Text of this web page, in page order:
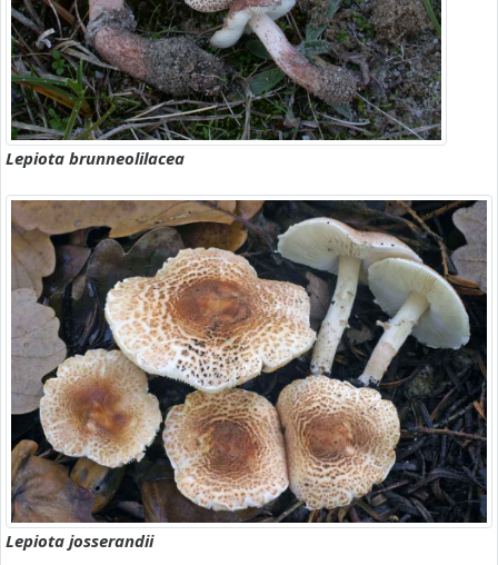
Lepiota brunneolilacea
Lepiota josserandii